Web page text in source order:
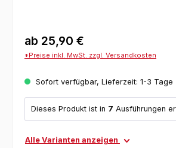
ab 25,90 €
*Preise inkl. MwSt. zzgl. Versandkosten
Sofort verfügbar, Lieferzeit: 1-3 Tage
Dieses Produkt ist in 7 Ausführungen
Alle Varianten anzeigen